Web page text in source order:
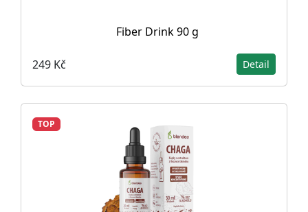
Fiber Drink 90 g
249 Kč Detail
TOP